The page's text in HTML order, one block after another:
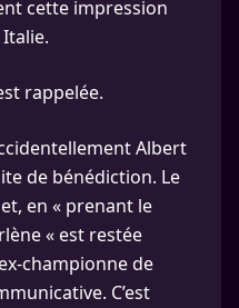
cette impression
rappelée.
Albert
de bénédiction. Le
en « prenant le
« est restée
championne de
C’est